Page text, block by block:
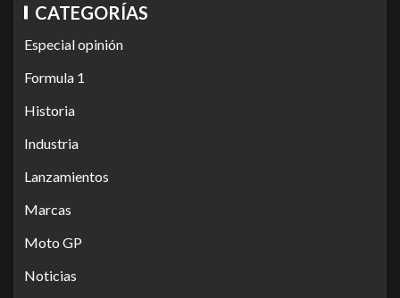
CATEGORÍAS
Especial opinión
Formula 1
Historia
Industria
Lanzamientos
Marcas
Moto GP
Noticias